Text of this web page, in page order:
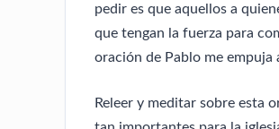
pedir es que aquellos a
que tengan la fuerza para
oración de Pablo me
Releer y meditar sobre esta